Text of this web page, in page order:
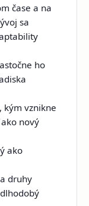
čase a na
sa
ho
kým vznikne
nový
ako
druhy